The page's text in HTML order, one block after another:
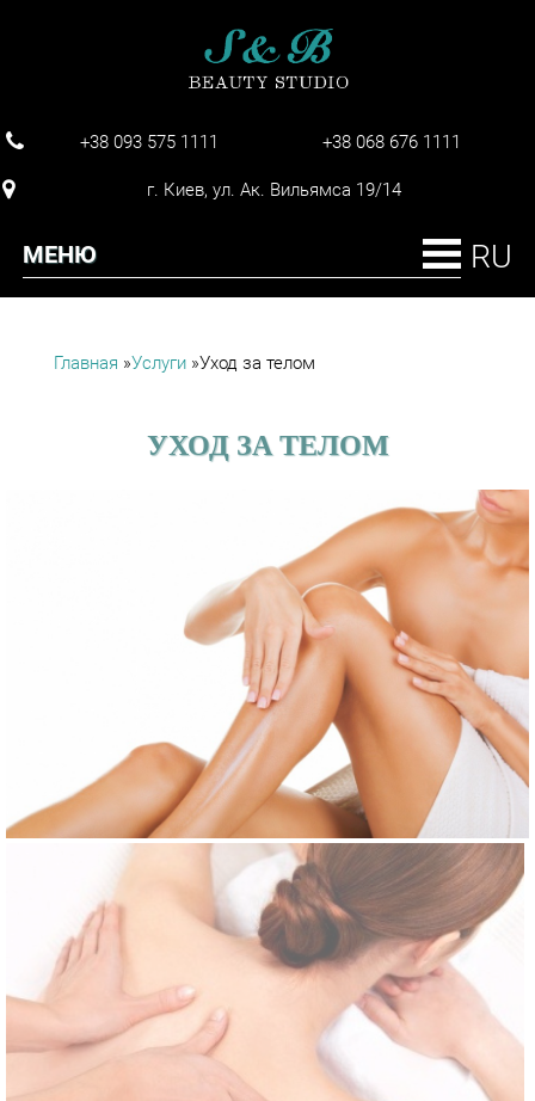
+38 093 575 1111 +38 068 676 1111
г. Киев, ул. Ак. Вильямса 19/14
МЕНЮ
Главная »Услуги »Уход за телом
УХОД ЗА ТЕЛОМ